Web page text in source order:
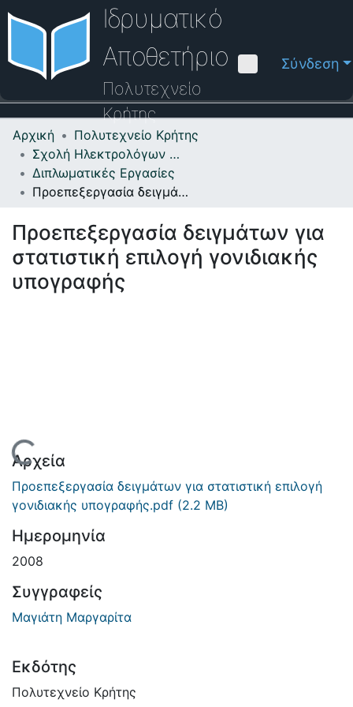
Ιδρυματικό
Αποθετήριο
Πολυτεχνείο
Κρήτης
Σύνδεση
Κοινότητες & Συλλογές
Πλοήγηση στο Αποθετήριο
Επικοινωνία
Οδηγός Βοήθειας
Αρχική
Πολυτεχνείο Κρήτης
Σχολή Ηλεκτρολόγων Μηχανικών και Μηχανικών Υπολογιστών
Διπλωματικές Εργασίες
Προεπεξεργασία δειγμάτων για στατιστική επιλογή γονιδιακής υπογραφής
Προεπεξεργασία δειγμάτων για
στατιστική επιλογή γονιδιακής
υπογραφής
Φόρτωση...
Αρχεία
Προεπεξεργασία δειγμάτων για στατιστική επιλογή
γονιδιακής υπογραφής.pdf (2.2 MB)
Ημερομηνία
2008
Συγγραφείς
Μαγιάτη Μαργαρίτα
Εκδότης
Πολυτεχνείο Κρήτης